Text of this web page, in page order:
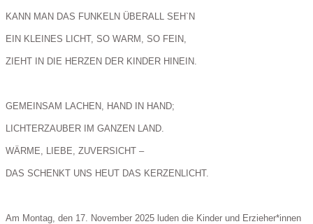
KANN MAN DAS FUNKELN ÜBERALL SEH`N
EIN KLEINES LICHT, SO WARM, SO FEIN,
ZIEHT IN DIE HERZEN DER KINDER HINEIN.
GEMEINSAM LACHEN, HAND IN HAND;
LICHTERZAUBER IM GANZEN LAND.
WÄRME, LIEBE, ZUVERSICHT –
DAS SCHENKT UNS HEUT DAS KERZENLICHT.
Am Montag, den 17. November 2025 luden die Kinder und Erzieher*innen